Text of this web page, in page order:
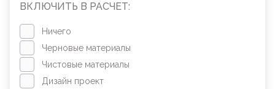
ВКЛЮЧИТЬ В РАСЧЕТ:
Ничего
Черновые материалы
Чистовые материалы
Дизайн проект